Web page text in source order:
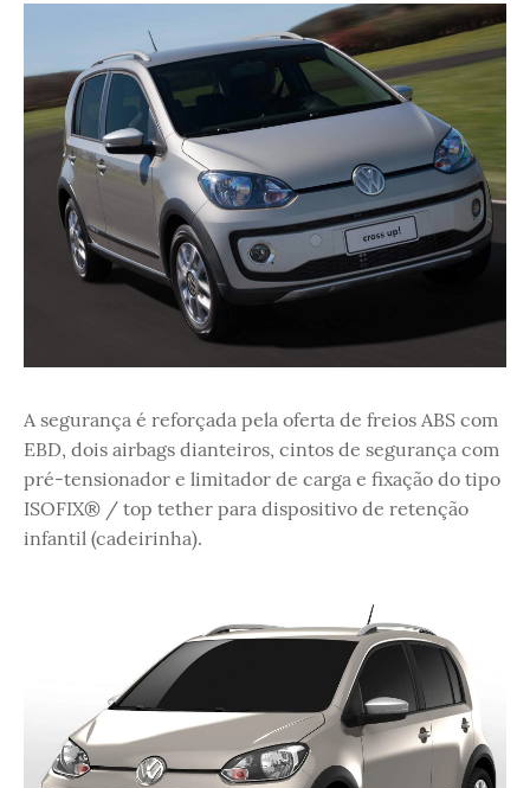
A segurança é reforçada pela oferta de freios ABS com
EBD, dois airbags dianteiros, cintos de segurança com
pré-tensionador e limitador de carga e fixação do tipo
ISOFIX® / top tether para dispositivo de retenção
infantil (cadeirinha).